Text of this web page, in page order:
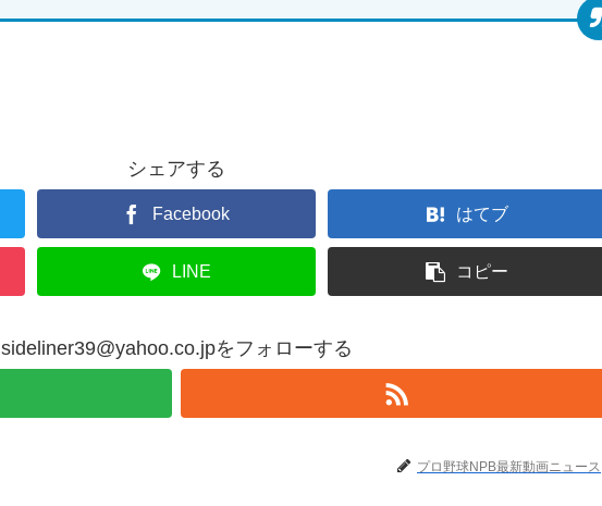
シェアする
Facebook はてブ
LINE コピー
sideliner39@yahoo.co.jpをフォローする
プロ野球NPB最新動画ニュース